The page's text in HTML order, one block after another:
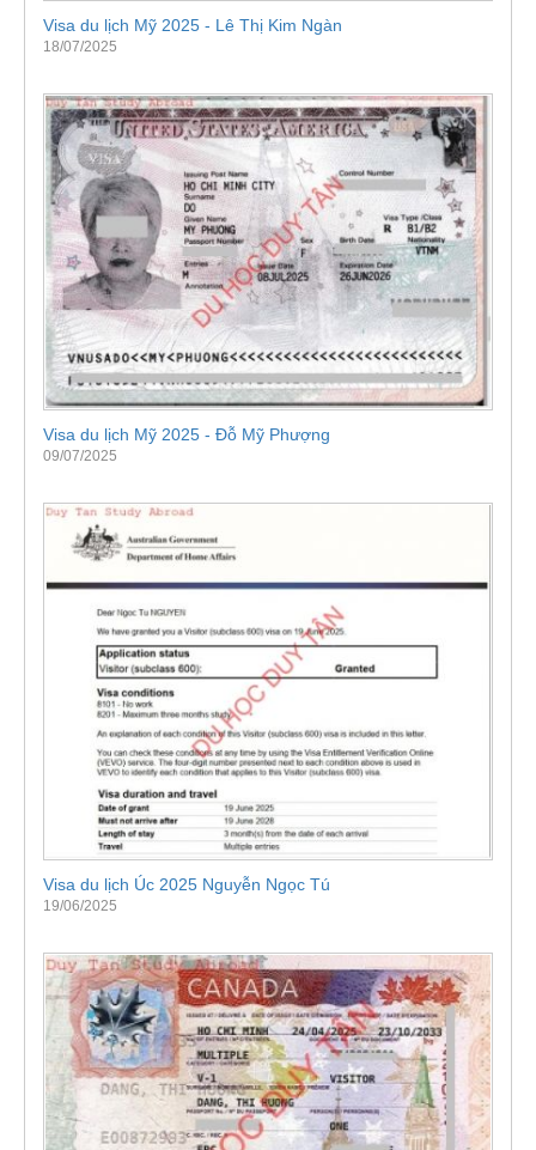
Visa du lịch Mỹ 2025 - Lê Thị Kim Ngàn
18/07/2025
Visa du lịch Mỹ 2025 - Đỗ Mỹ Phượng
09/07/2025
Visa du lịch Úc 2025 Nguyễn Ngọc Tú
19/06/2025